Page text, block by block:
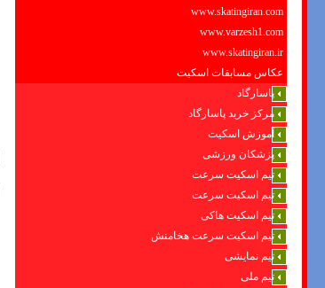
www.skatingiran.com
www.varzesh1.com
www.skatingiran.ir
عکاس مسابقات اسکیت
پاسارگاد
مرکز خرید پاسارگاد
آموزش اسکیت
پزشکان ورزشی
تیم اسکیت سرعت
تیم اسکیت سرعت
تیم اسکیت هاکی
تیم اسکیت سرعت هخامنش
تیم نمایشی
تیم ملی